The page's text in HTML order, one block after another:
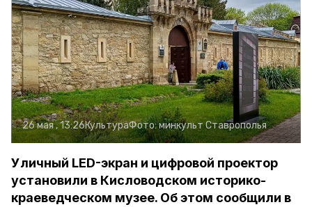
26 мая , 13:26КультураФото:минкульт Ставрополья
Уличный LED-экран и цифровой проектор
установили в Кисловодском историко-
краеведческом музее. Об этом сообщили в